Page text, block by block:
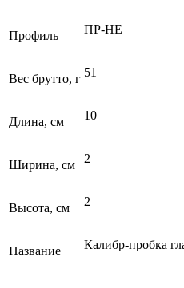
Профиль ПР-НЕ
Вес брутто, г 51
Длина, см 10
Ширина, см 2
Высота, см 2
Название Калибр-пробка